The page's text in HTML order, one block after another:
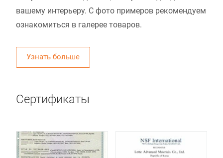
вашему интерьеру. С фото примеров рекомендуем
ознакомиться в галерее товаров.
Узнать больше
Сертификаты